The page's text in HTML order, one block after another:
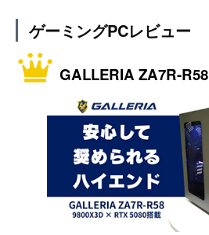
ゲーミングPCレビュー
GALLERIA ZA7R-R58